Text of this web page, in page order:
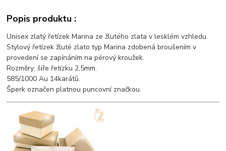
Popis produktu :
Unisex zlatý řetízek Marina ze žlutého zlata v lesklém vzhledu.
Stylový řetízek žluté zlato typ Marina zdobená broušením v
provedení se zapínáním na pérový kroužek.
Rozměry: šíře řetízku 2,5mm.
585/1000 Au 14karátů.
Šperk označen platnou puncovní značkou.